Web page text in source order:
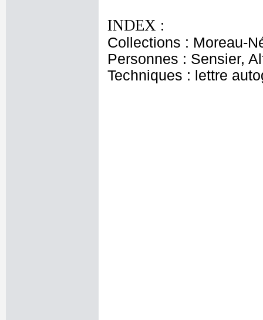
INDEX :
Collections : Moreau-
Personnes : Sensier,
Techniques : lettre